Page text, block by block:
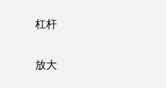
杠杆
放大